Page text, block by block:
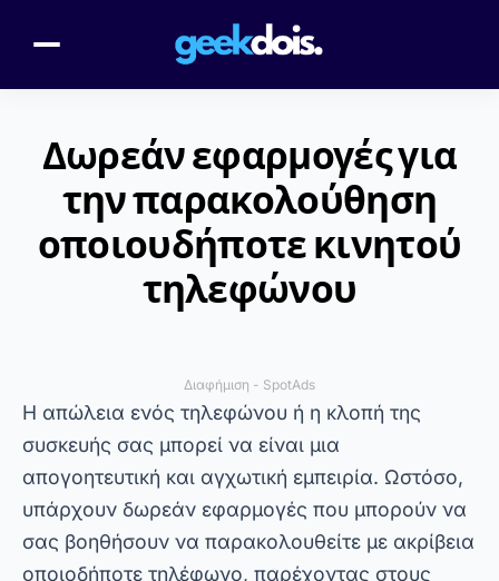
Δωρεάν εφαρμογές για
την παρακολούθηση
οποιουδήποτε κινητού
τηλεφώνου
Διαφήμιση - SpotAds
Η απώλεια ενός τηλεφώνου ή η κλοπή της
συσκευής σας μπορεί να είναι μια
απογοητευτική και αγχωτική εμπειρία. Ωστόσο,
υπάρχουν δωρεάν εφαρμογές που μπορούν να
σας βοηθήσουν να παρακολουθείτε με ακρίβεια
οποιοδήποτε τηλέφωνο, παρέχοντας στους